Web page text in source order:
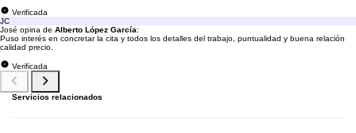
Verificada
JC
José opina de Alberto López García:
Puso interés en concretar la cita y todos los detalles del trabajo, puntualidad y buena relación
calidad precio.
Verificada
Servicios relacionados